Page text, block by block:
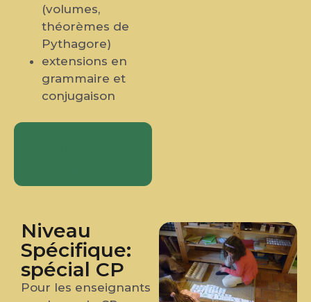
(volumes,
théorèmes de
Pythagore)
extensions en
grammaire et
conjugaison
Niveau
Spécifique:
spécial CP
Pour les enseignants